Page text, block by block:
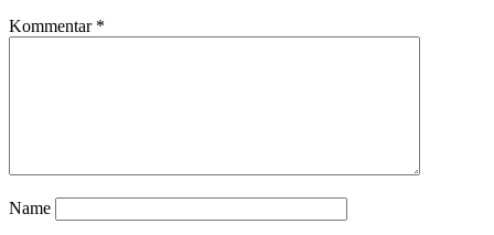
Kommentar *
Name